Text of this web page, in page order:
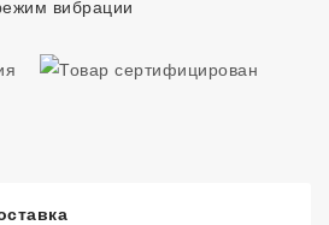
вибрации